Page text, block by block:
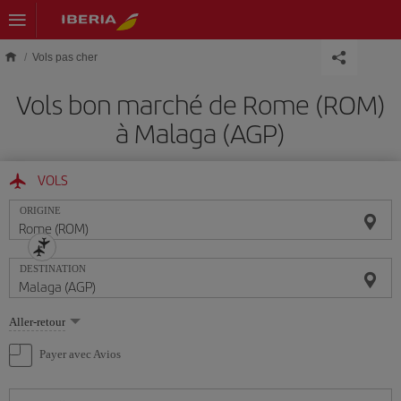
Skip to main content
Vols pas cher
Vols bon marché de Rome (ROM)
à Malaga (AGP)
VOLS
ORIGINE
DESTINATION
Sélectionnez
une
option
Aller-retour
Payer avec Avios